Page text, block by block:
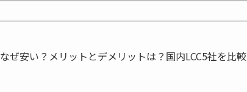
なぜ安い？メリットとデメリットは？国内LCC5社を比較